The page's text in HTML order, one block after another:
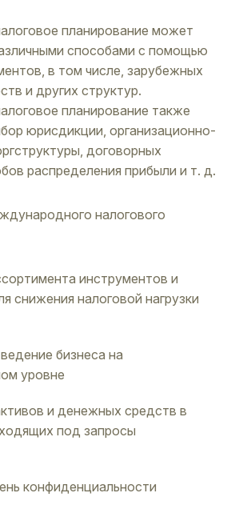
планирование может
способами с помощью
в том числе, зарубежных
и других структур.
планирование также
юрисдикции, организационно-
договорных
распределения прибыли и т. д.
налогового
инструментов и
снижения налоговой нагрузки
бизнеса на
уровне
и денежных средств в
под запросы
конфиденциальности